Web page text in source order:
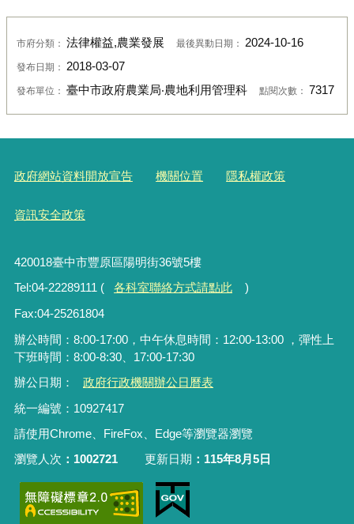
市府分類： 法律權益,農業發展 最後異動日期： 2024-10-16
發布日期： 2018-03-07
發布單位： 臺中市政府農業局‧農地利用管理科 點閱次數： 7317
政府網站資料開放宣告 機關位置 隱私權政策
資訊安全政策
420018臺中市豐原區陽明街36號5樓
Tel:04-22289111 (
各科室聯絡方式請點此
)
Fax:04-25261804
辦公時間：8:00-17:00，中午休息時間：12:00-13:00 ，彈性上
下班時間：8:00-8:30、17:00-17:30
辦公日期：
政府行政機關辦公日曆表
統一編號：10927417
請使用Chrome、FireFox、Edge等瀏覽器瀏覽
瀏覽人次
1002721 更新日期 115年8月5日